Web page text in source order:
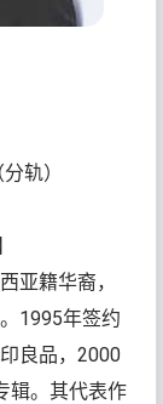
轨）
亚籍华裔，
1995年签约
良品，2000
辑。其代表作